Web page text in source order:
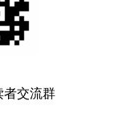
者交流群